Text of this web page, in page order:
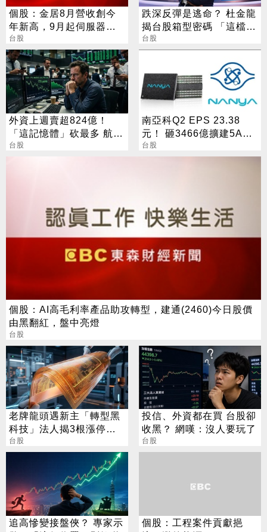
個股：金居8月營收創今
年新高，9月起伺服器效
益顯現，Q4雙率更可望大
彈升
台股
跌深反彈是逃命？ 杜金龍
揭台股箱型密碼 「這檔」
手腳要快
台股
外資上週賣超824億！
「這記憶體」砍最多 航空
雙雄成最強避風港
台股
南亞科Q2 EPS 23.38
元！ 砸3466億擴建5A新
廠 今年資本支出增至697
台股
個股：AI高毛利率產品助攻轉型，建通(2460)今日股價
由黑翻紅，盤中亮燈
台股
老牌龍頭遇新主「轉型黑
科技」法人揭3根漲停背
後秘辛
台股
投信、外資都在買 台股卻
收黑？ 網嘆：沒人要玩了
台股
追高慘變接盤俠？ 專家示
個股：工程案件貢獻挹